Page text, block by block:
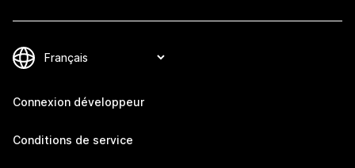
Connexion développeur
Conditions de service